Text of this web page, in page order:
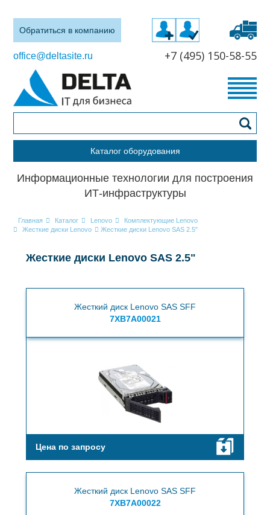
Обратиться в компанию
office@deltasite.ru +7 (495) 150-58-55
Каталог оборудования
Информационные технологии для построения
ИТ-инфраструктуры
Главная Каталог Lenovo
Комплектующие Lenovo
Жесткие диски Lenovo
Жесткие диски Lenovo SAS 2.5"
Жесткие диски Lenovo SAS 2.5"
Жесткий диск Lenovo SAS SFF
7XB7A00021
Цена по запросу
Жесткий диск Lenovo SAS SFF
7XB7A00022